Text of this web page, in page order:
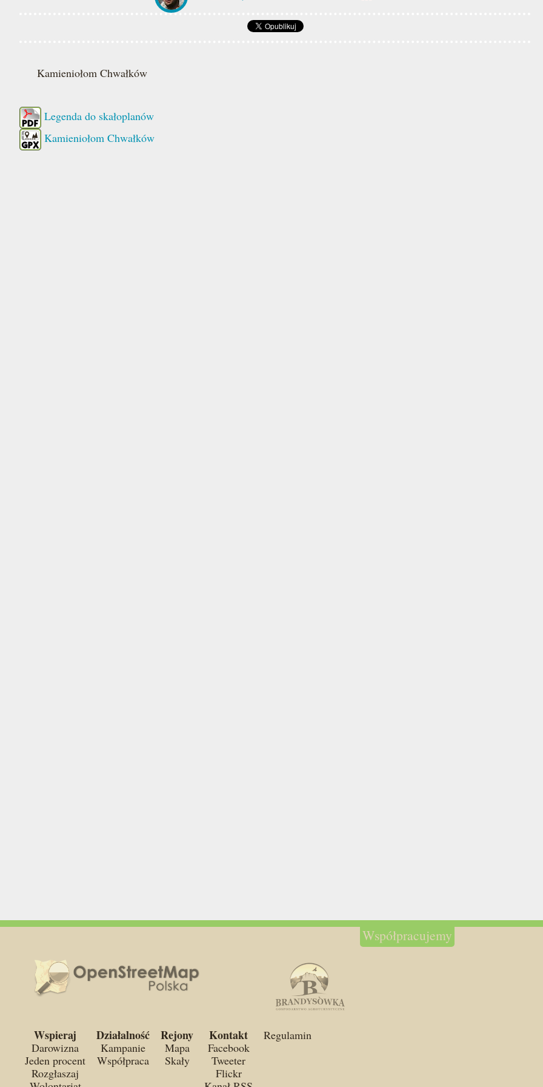
Kamieniołom Chwałków
Legenda do skałoplanów
Kamieniołom Chwałków
Współpracujemy
Wspieraj
Darowizna
Jeden procent
Rozgłaszaj
Działalność
Kampanie
Współpraca
Rejony
Mapa
Skały
Kontakt
Facebook
Tweeter
Flickr
Regulamin